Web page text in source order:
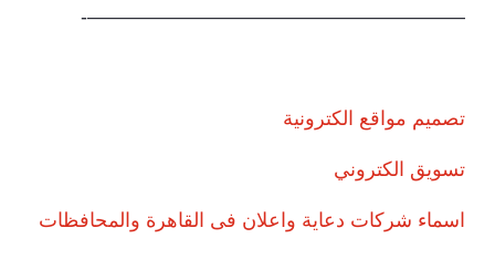
———————————————————-
تصميم مواقع الكترونية
تسويق الكتروني
اسماء شركات دعاية واعلان فى القاهرة والمحافظات